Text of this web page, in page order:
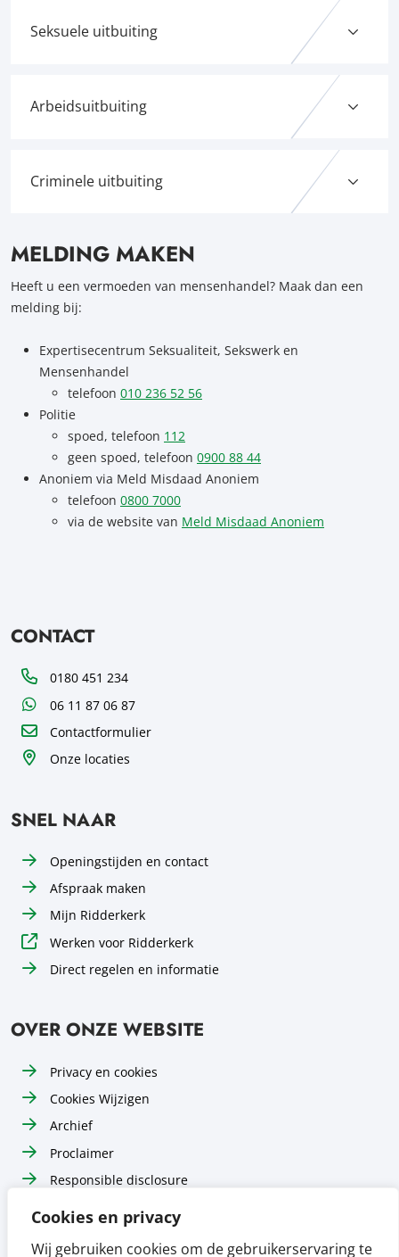
Cookies en privacy
Wij gebruiken cookies om de gebruikerservaring te
Seksuele uitbuiting
Arbeidsuitbuiting
Criminele uitbuiting
MELDING MAKEN
Heeft u een vermoeden van mensenhandel? Maak dan een
melding bij:
Expertisecentrum Seksualiteit, Sekswerk en
Mensenhandel
telefoon 010 236 52 56
Politie
spoed, telefoon 112
geen spoed, telefoon 0900 88 44
Anoniem via Meld Misdaad Anoniem
telefoon 0800 7000
via de website van Meld Misdaad Anoniem
CONTACT
Telefoon0180 451 234
WhatsApp06 11 87 06 87
Contactformulier
Onze locaties
SNEL NAAR
Openingstijden en contact
Afspraak maken
Mijn Ridderkerk
Werken voor Ridderkerk
Direct regelen en informatie
OVER ONZE WEBSITE
Privacy en cookies
Cookies Wijzigen
Archief
Proclaimer
Responsible disclosure
Toegankelijkheid